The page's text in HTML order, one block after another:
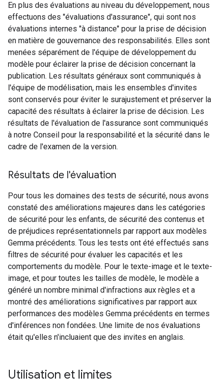
En plus des évaluations au niveau du développement, nous
effectuons des "évaluations d'assurance", qui sont nos
évaluations internes "à distance" pour la prise de décision
en matière de gouvernance des responsabilités. Elles sont
menées séparément de l'équipe de développement du
modèle pour éclairer la prise de décision concernant la
publication. Les résultats généraux sont communiqués à
l'équipe de modélisation, mais les ensembles d'invites
sont conservés pour éviter le surajustement et préserver la
capacité des résultats à éclairer la prise de décision. Les
résultats de l'évaluation de l'assurance sont communiqués
à notre Conseil pour la responsabilité et la sécurité dans le
cadre de l'examen de la version.
Résultats de l'évaluation
Pour tous les domaines des tests de sécurité, nous avons
constaté des améliorations majeures dans les catégories
de sécurité pour les enfants, de sécurité des contenus et
de préjudices représentationnels par rapport aux modèles
Gemma précédents. Tous les tests ont été effectués sans
filtres de sécurité pour évaluer les capacités et les
comportements du modèle. Pour le texte-image et le texte-
image, et pour toutes les tailles de modèle, le modèle a
généré un nombre minimal d'infractions aux règles et a
montré des améliorations significatives par rapport aux
performances des modèles Gemma précédents en termes
d'inférences non fondées. Une limite de nos évaluations
était qu'elles n'incluaient que des invites en anglais.
Utilisation et limites